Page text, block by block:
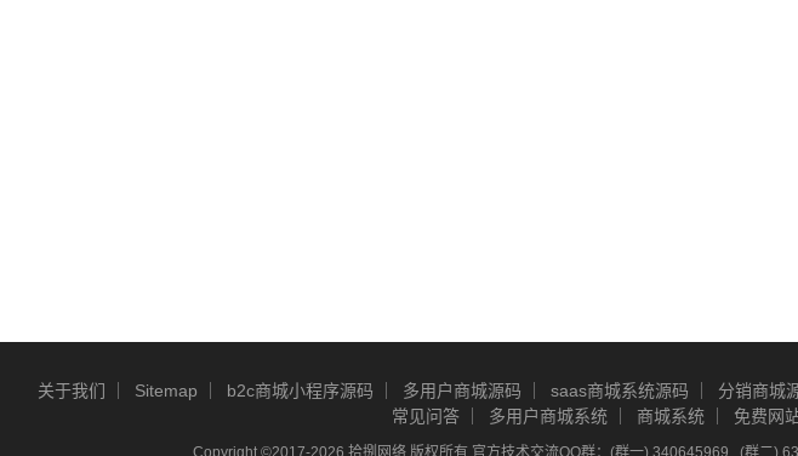
关于我们 Sitemap b2c商城小程序源码 多用户商城源码 saas商城系统源码 分销商城
常见问答
多用户商城系统 商城系统 免费网
Copyright ©2017-2026 拾捌网络 版权所有 官方技术交流QQ群：(群一) 340645969 , (群二)